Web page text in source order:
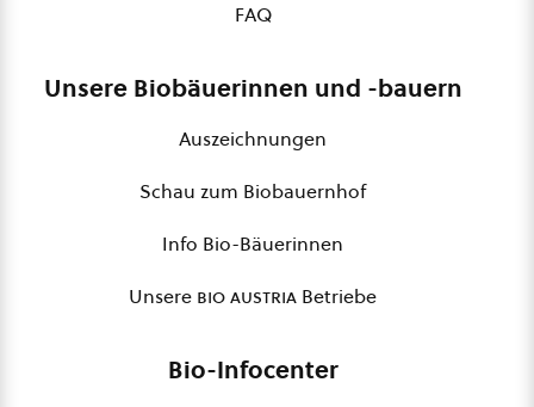
FAQ
Unsere Biobäuerinnen und -bauern
Auszeichnungen
Schau zum Biobauernhof
Info Bio-Bäuerinnen
Unsere bio austria Betriebe
Bio-Infocenter